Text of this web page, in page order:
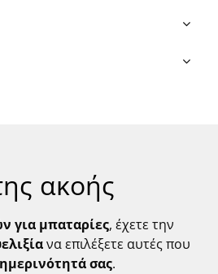
ακοής
για μπαταρίες, έχετε την
να επιλέξετε αυτές που
σας.